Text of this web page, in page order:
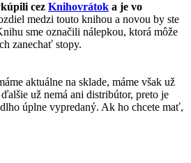
cez Knihovrátok a je vo
medzi touto knihou a novou by ste
sme označili nálepkou, ktorá môže
zanechať stopy.
aktuálne na sklade, máme však už
už nemá ani distribútor, preto je
úplne vypredaný. Ak ho chcete mať,